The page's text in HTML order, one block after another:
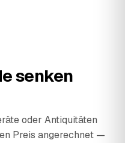
senken
oder Antiquitäten
Preis angerechnet —